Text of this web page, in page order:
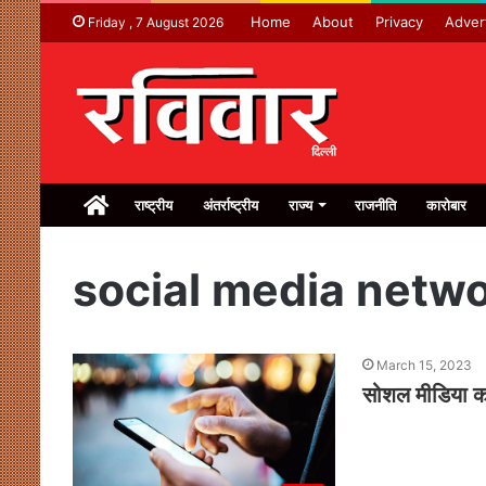
Friday , 7 August 2026 Home About Privacy
Homeराष्ट्रीय अंतर्राष्ट्रीय राज्य राजनीति कारोबार
social media
March 15, 2023
सोशल मीडिया